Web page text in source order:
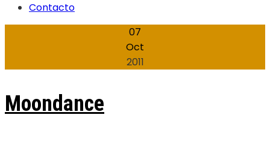
Contacto
07
Oct
2011
Moondance